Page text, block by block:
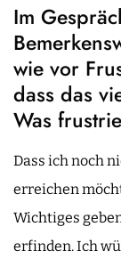
Im
wie vor
dass das
Was
Dass ich noch
erreichen
Wichtiges
erfinden. Ich